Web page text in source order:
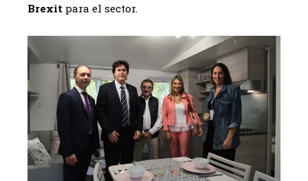
Brexit para el sector.